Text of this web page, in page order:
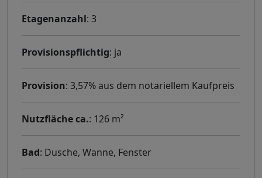
Etagenanzahl: 3
Provisionspflichtig: ja
Provision: 3,57% aus dem notariellem Kaufpreis
Nutzfläche ca.: 126 m²
Bad: Dusche, Wanne, Fenster